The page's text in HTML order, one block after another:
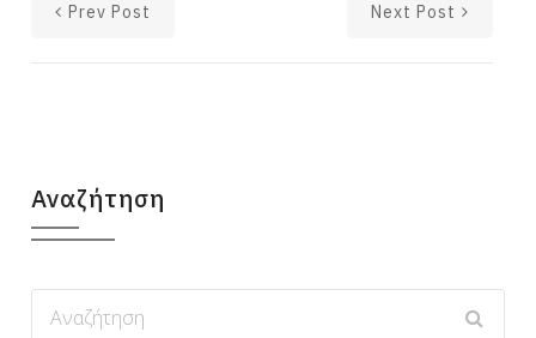
Prev Post Next Post
Αναζήτηση